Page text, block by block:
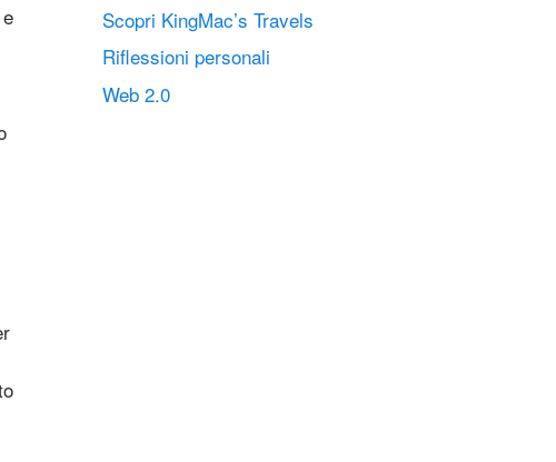
Scopri KingMac’s Travels
Riflessioni personali
Web 2.0